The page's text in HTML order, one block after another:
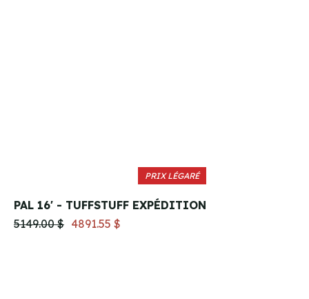
PRIX LÉGARÉ
PAL 16' - TUFFSTUFF EXPÉDITION
5149.00 $ 4891.55 $